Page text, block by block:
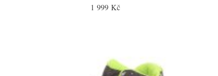
1 999 Kč